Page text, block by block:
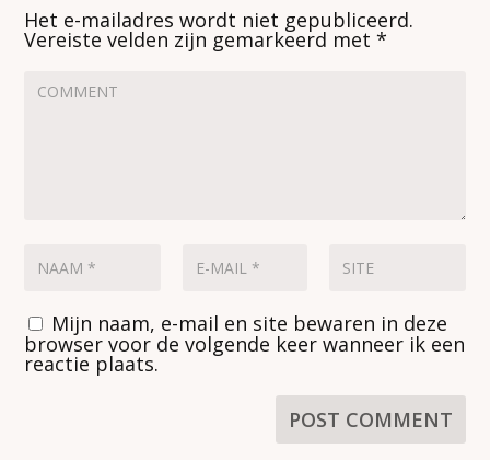
Het e-mailadres wordt niet gepubliceerd.
Vereiste velden zijn gemarkeerd met*
Mijn naam, e-mail en site bewaren in deze
browser voor de volgende keer wanneer ik een
reactie plaats.